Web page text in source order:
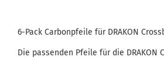
6-​Pack Car­bon­pfei­le für DRA­KON
Die pas­sen­den Pfei­le für die DRA­KON